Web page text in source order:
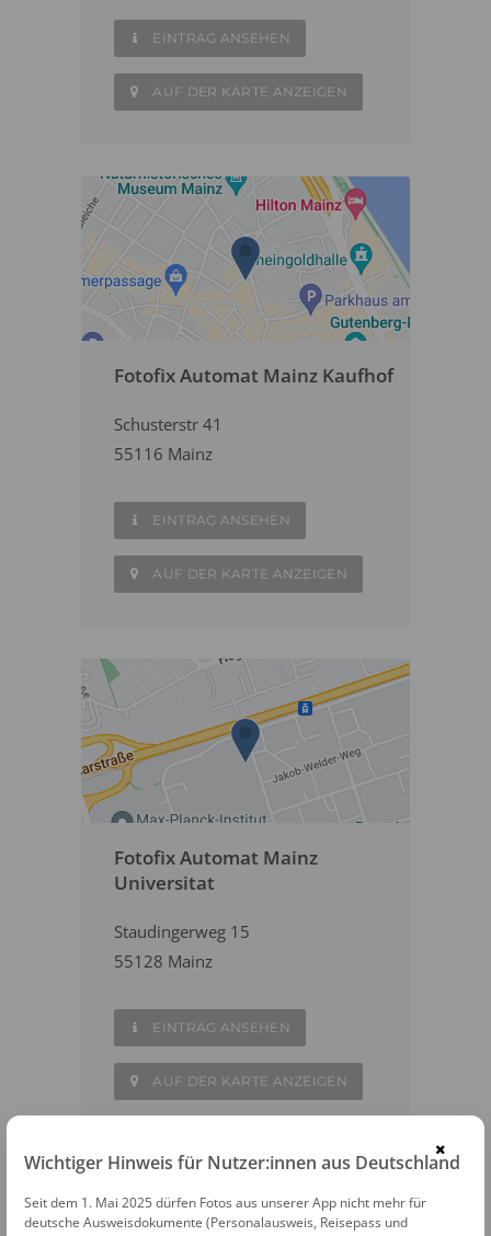
EINTRAG ANSEHEN
AUF DER KARTE ANZEIGEN
Fotofix Automat Mainz Kaufhof
Schusterstr 41
55116 Mainz
EINTRAG ANSEHEN
AUF DER KARTE ANZEIGEN
Fotofix Automat Mainz
Universitat
Staudingerweg 15
55128 Mainz
EINTRAG ANSEHEN
AUF DER KARTE ANZEIGEN
Fotostudios
×
Wichtiger Hinweis für Nutzer:innen aus Deutschland
Seit dem 1. Mai 2025 dürfen Fotos aus unserer App nicht mehr für
deutsche Ausweisdokumente (Personalausweis, Reisepass und